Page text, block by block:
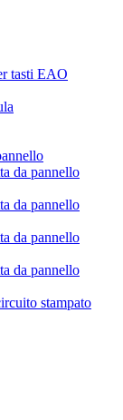
tasti EAO
da pannello
da pannello
da pannello
da pannello
stampato